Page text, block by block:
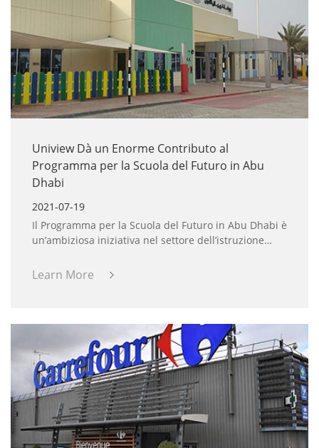
Uniview Dà un Enorme Contributo al
Programma per la Scuola del Futuro in Abu
Dhabi
2021-07-19
Il Programma per la Scuola del Futuro in Abu Dhabi è
un’ambiziosa iniziativa nel settore dell’istruzione
Questo programma intende promuovere nuove
Learn More